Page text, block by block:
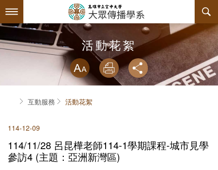
到
要
容
關於本系
系主任介紹
連絡系辦
諮詢信箱
師資陣容
課程規劃
課程資訊
授課大綱
互動服務
檔案下載
系學會
活動花絮
略過字型切
放大
列印 分享
首頁互動服務 活動花絮
114-12-09
114/11/28 呂昆樺老師114-1學期課程-城市見學
參訪4 (主題：亞洲新灣區)